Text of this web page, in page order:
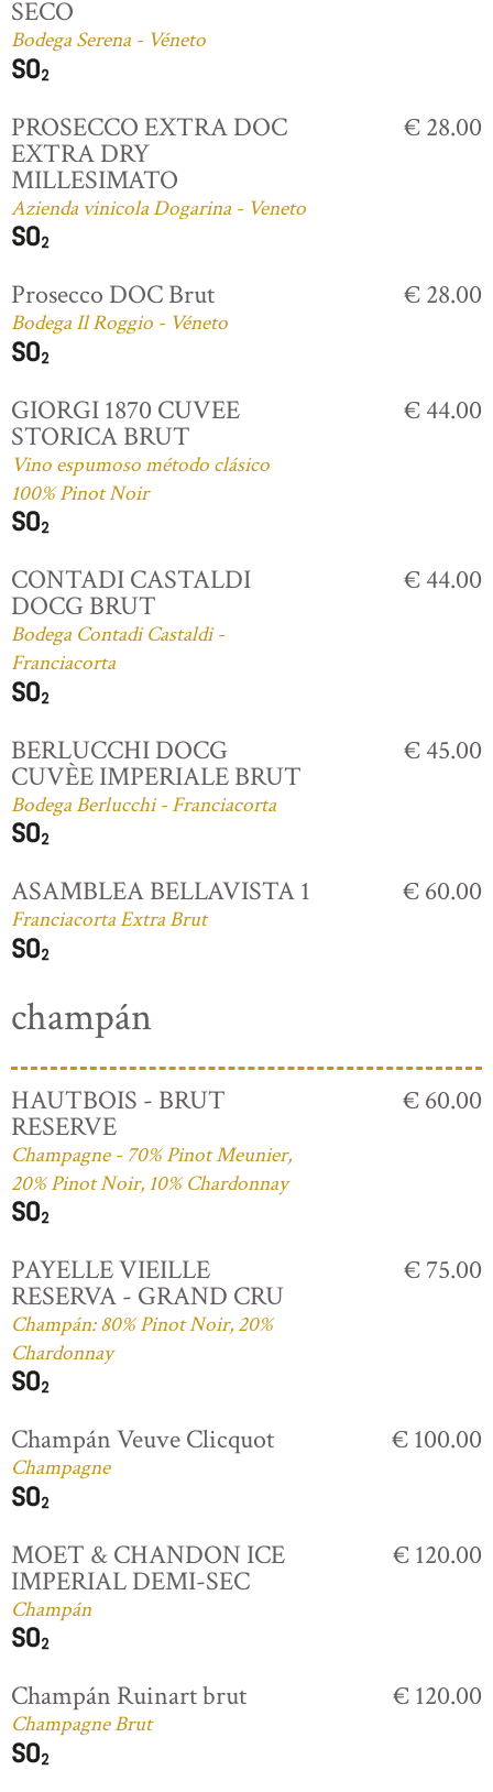
SECO
Bodega Serena - Véneto
PROSECCO EXTRA DOC
EXTRA DRY
MILLESIMATO
Azienda vinicola Dogarina - Veneto
€ 28.00
Prosecco DOC Brut
Bodega Il Roggio - Véneto
€ 28.00
GIORGI 1870 CUVEE
STORICA BRUT
Vino espumoso método clásico
100% Pinot Noir
€ 44.00
CONTADI CASTALDI
DOCG BRUT
Bodega Contadi Castaldi -
Franciacorta
€ 44.00
BERLUCCHI DOCG
CUVÈE IMPERIALE BRUT
Bodega Berlucchi - Franciacorta
€ 45.00
ASAMBLEA BELLAVISTA 1
Franciacorta Extra Brut
€ 60.00
champán
HAUTBOIS - BRUT
RESERVE
Champagne - 70% Pinot Meunier,
20% Pinot Noir, 10% Chardonnay
€ 60.00
PAYELLE VIEILLE
RESERVA - GRAND CRU
Champán: 80% Pinot Noir, 20%
Chardonnay
€ 75.00
Champán Veuve Clicquot
Champagne
€ 100.00
MOET & CHANDON ICE
IMPERIAL DEMI-SEC
Champán
€ 120.00
Champán Ruinart brut
Champagne Brut
€ 120.00